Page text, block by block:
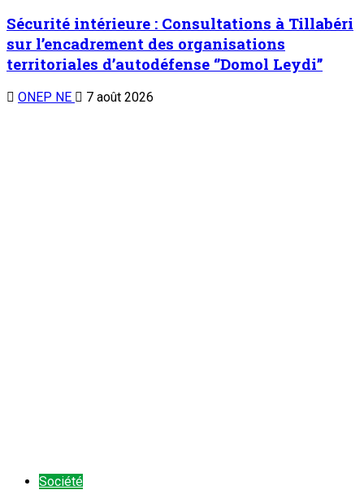
Sécurité intérieure : Consultations à Tillabéri
sur l’encadrement des organisations
territoriales d’autodéfense ‘’Domol Leydi’’
ONEP NE 7 août 2026
Société